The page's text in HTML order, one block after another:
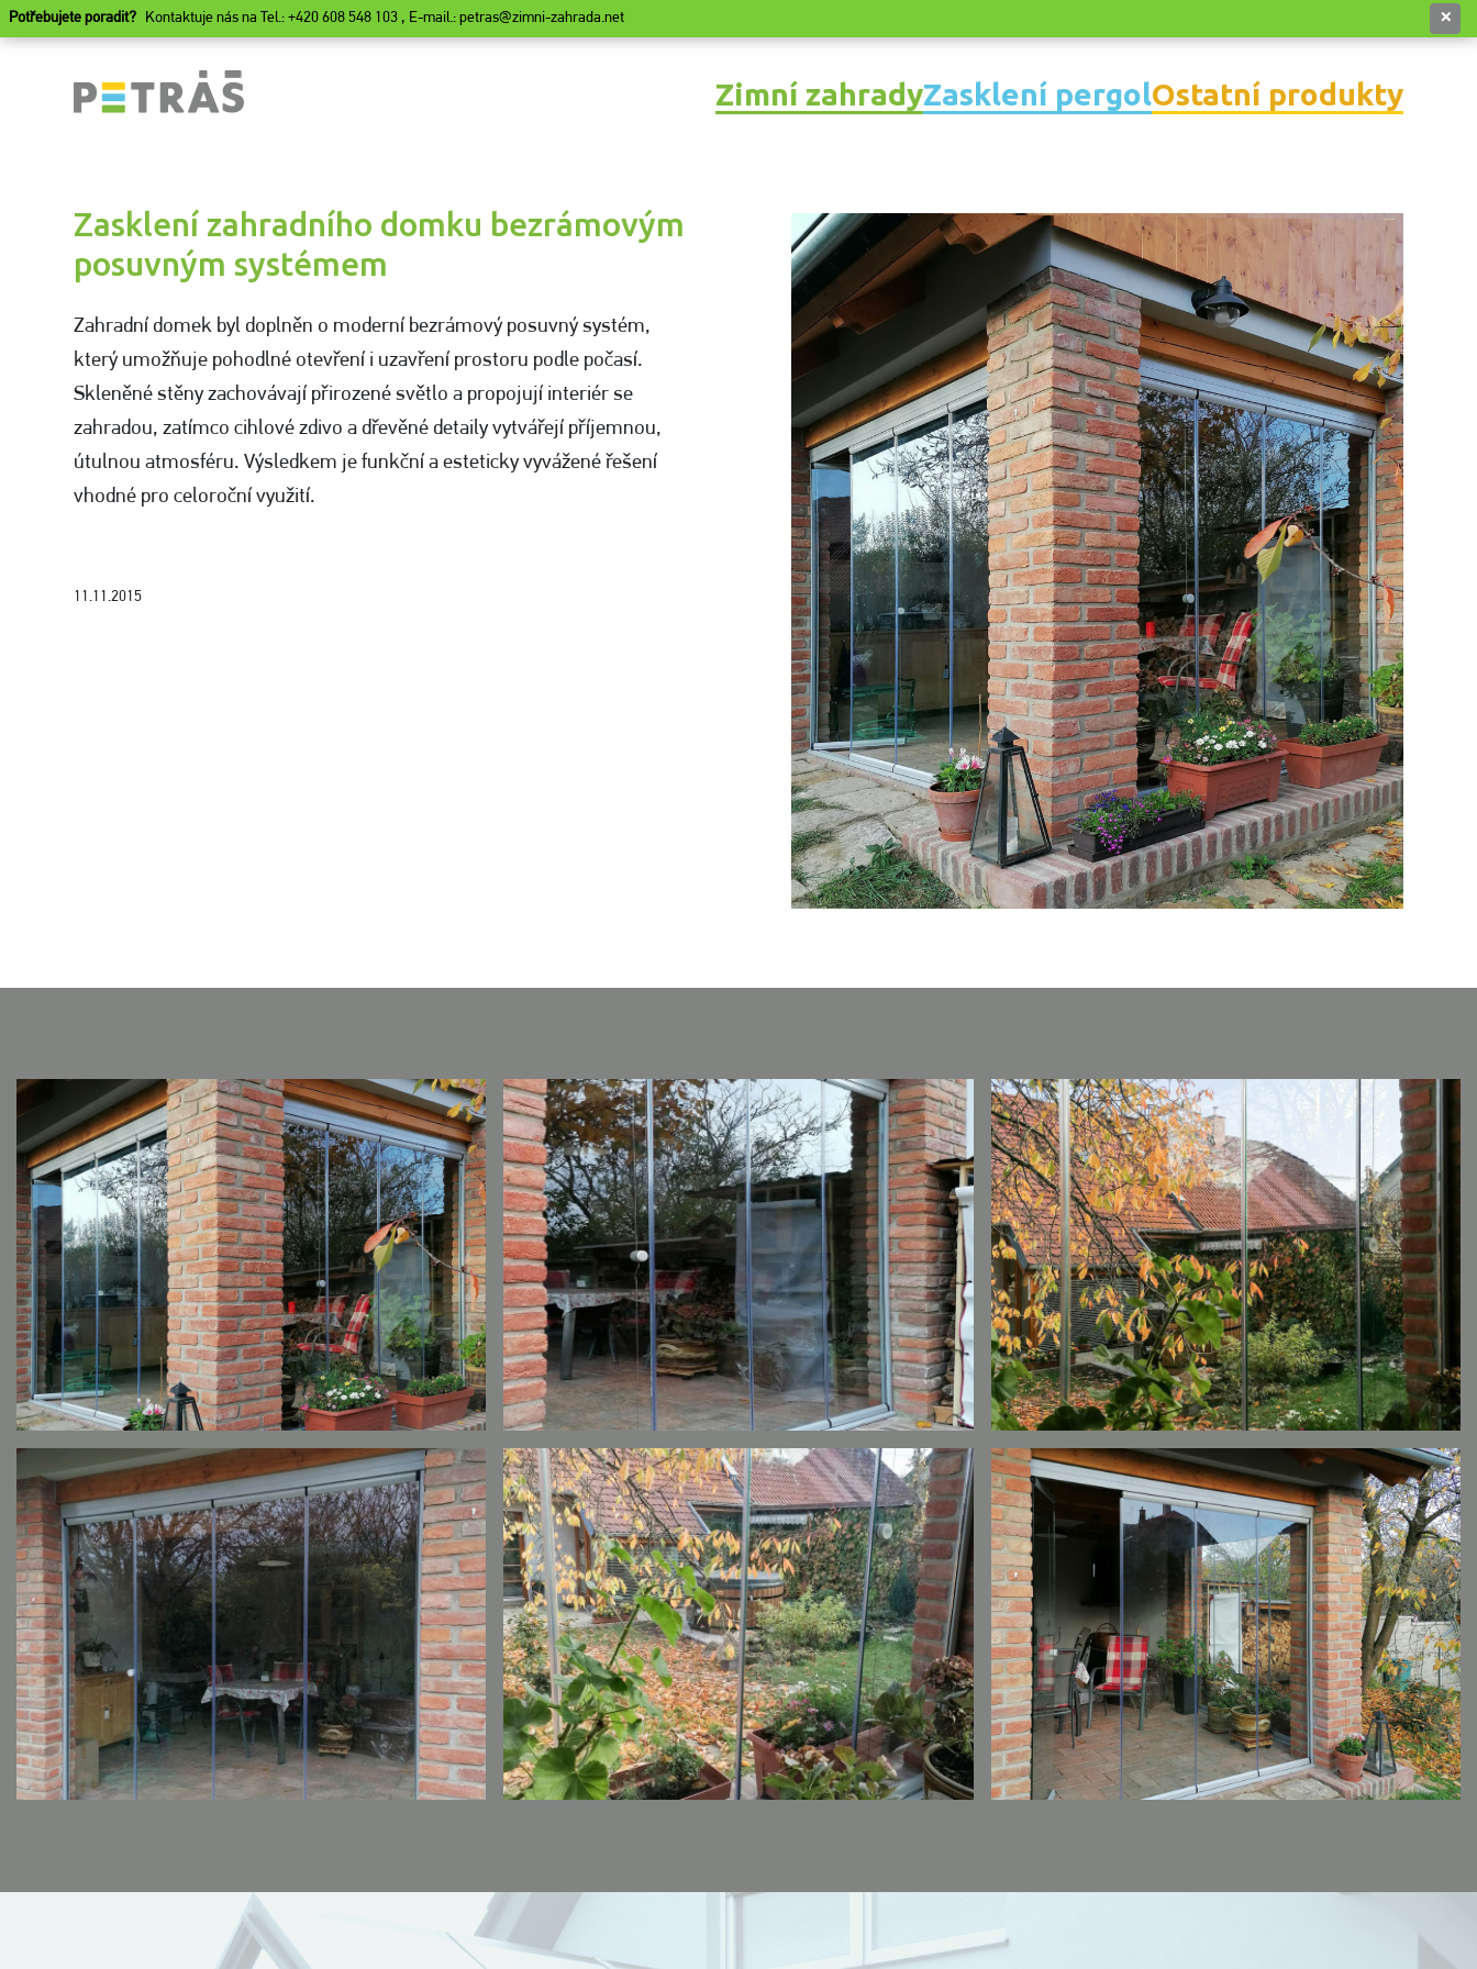
Potřebujete poradit? Kontaktuje nás na Tel.: +420 608 548 103 , E-mail.: petras@zimni-zahrada.net
FOTOGALERIE
Zimní zahradyZasklení pergolOstatní produkty
Zasklení zahradního domku bezrámovým
posuvným systémem
Zahradní domek byl doplněn o moderní bezrámový posuvný systém,
který umožňuje pohodlné otevření i uzavření prostoru podle počasí.
Skleněné stěny zachovávají přirozené světlo a propojují interiér se
zahradou, zatímco cihlové zdivo a dřevěné detaily vytvářejí příjemnou,
útulnou atmosféru. Výsledkem je funkční a esteticky vyvážené řešení
vhodné pro celoroční využití.
11.11.2015